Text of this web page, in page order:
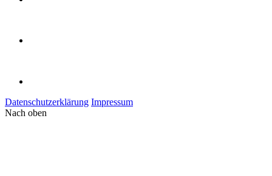
Datenschutzerklärung Impressum
Nach oben